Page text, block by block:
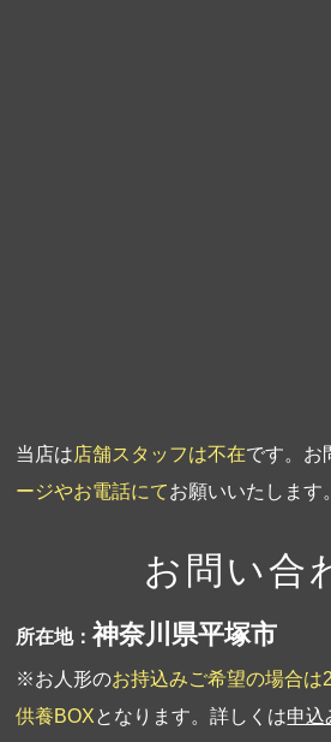
当店は店舗スタッフは不在です。お
ージやお電話にてお願いいたします。
お問い合
所在地：神奈川県平塚市
※お人形のお持込みご希望の場合は
供養BOXとなります。詳しくは申込